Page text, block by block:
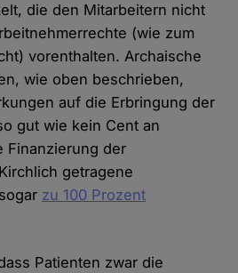
die den Mitarbeitern nicht
(wie zum
vorenthalten. Archaische
wie oben beschrieben,
auf die Erbringung der
gut wie kein Cent an
Finanzierung der
getragene
zu 100 Prozent
Patienten zwar die